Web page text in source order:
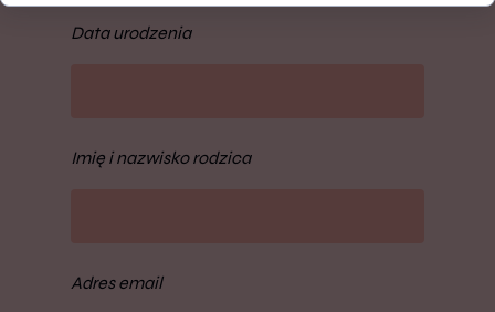
Data urodzenia
Imię i nazwisko rodzica
Adres email